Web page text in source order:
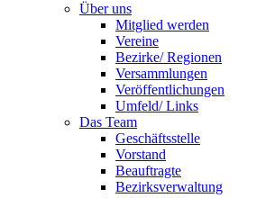
Über uns
Mitglied werden
Vereine
Bezirke/ Regionen
Versammlungen
Veröffentlichungen
Umfeld/ Links
Das Team
Geschäftsstelle
Vorstand
Beauftragte
Bezirksverwaltung